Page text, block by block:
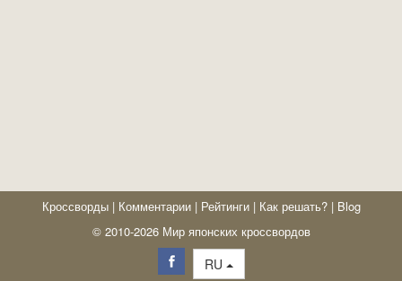
Кроссворды | Комментарии | Рейтинги | Как решать? | Blog
© 2010-2026 Мир японских кроссвордов
RU